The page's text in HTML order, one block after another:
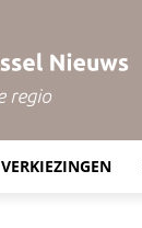
VERKIEZINGEN